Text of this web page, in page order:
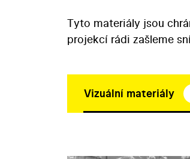
Tyto materiály jsou
projekcí rádi zašleme
Vizuální materiály